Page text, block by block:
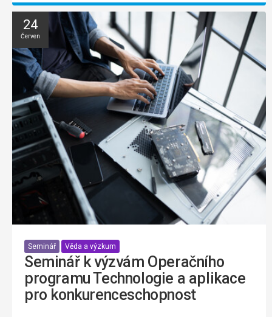
24
Červen
Seminář Věda a výzkum
Seminář k výzvám Operačního
programu Technologie a aplikace
pro konkurenceschopnost